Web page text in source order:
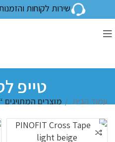
שירות לקוחות והזמנות: 09-7939-
טייפ
עמוד הבית מוצרים המתויגים